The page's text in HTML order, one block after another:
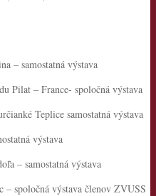
– samostatná výstava
Pilat – France- spoločná výstava
Teplice samostatná výstava
výstava
– samostatná výstava
– spoločná výstava členov ZVUSS